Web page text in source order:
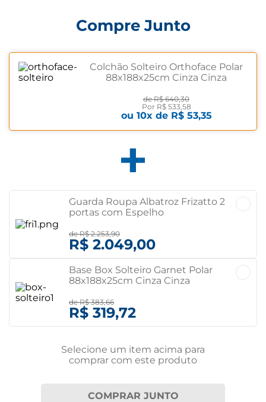
Compre Junto
Colchão Solteiro Orthoface Polar
88x188x25cm Cinza Cinza
deR$ 640,30
Por R$ 533,58
ou 10x de R$ 53,35
Guarda Roupa Albatroz Frizatto 2
portas com Espelho
Cinamomo/off white
deR$ 2.253,90
R$ 2.049,00
Base Box Solteiro Garnet Polar
88x188x25cm Cinza Cinza
deR$ 383,66
R$ 319,72
Selecione um item acima para
comprar com este produto
COMPRAR JUNTO